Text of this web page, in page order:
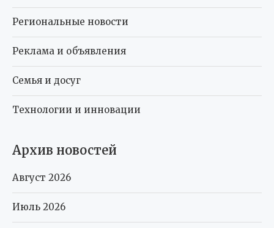
Региональные новости
Реклама и объявления
Семья и досуг
Технологии и инновации
Архив новостей
Август 2026
Июль 2026